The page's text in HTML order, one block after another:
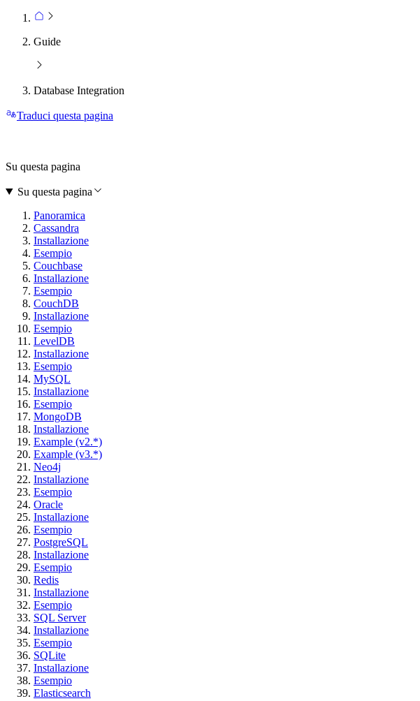
Guide
Database Integration
Traduci questa pagina
Su questa pagina
Su questa pagina
Panoramica
Cassandra
Installazione
Esempio
Couchbase
Installazione
Esempio
CouchDB
Installazione
Esempio
LevelDB
Installazione
Esempio
MySQL
Installazione
Esempio
MongoDB
Installazione
Example (v2.*)
Example (v3.*)
Neo4j
Installazione
Esempio
Oracle
Installazione
Esempio
PostgreSQL
Installazione
Esempio
Redis
Installazione
Esempio
SQL Server
Installazione
Esempio
SQLite
Installazione
Esempio
Elasticsearch